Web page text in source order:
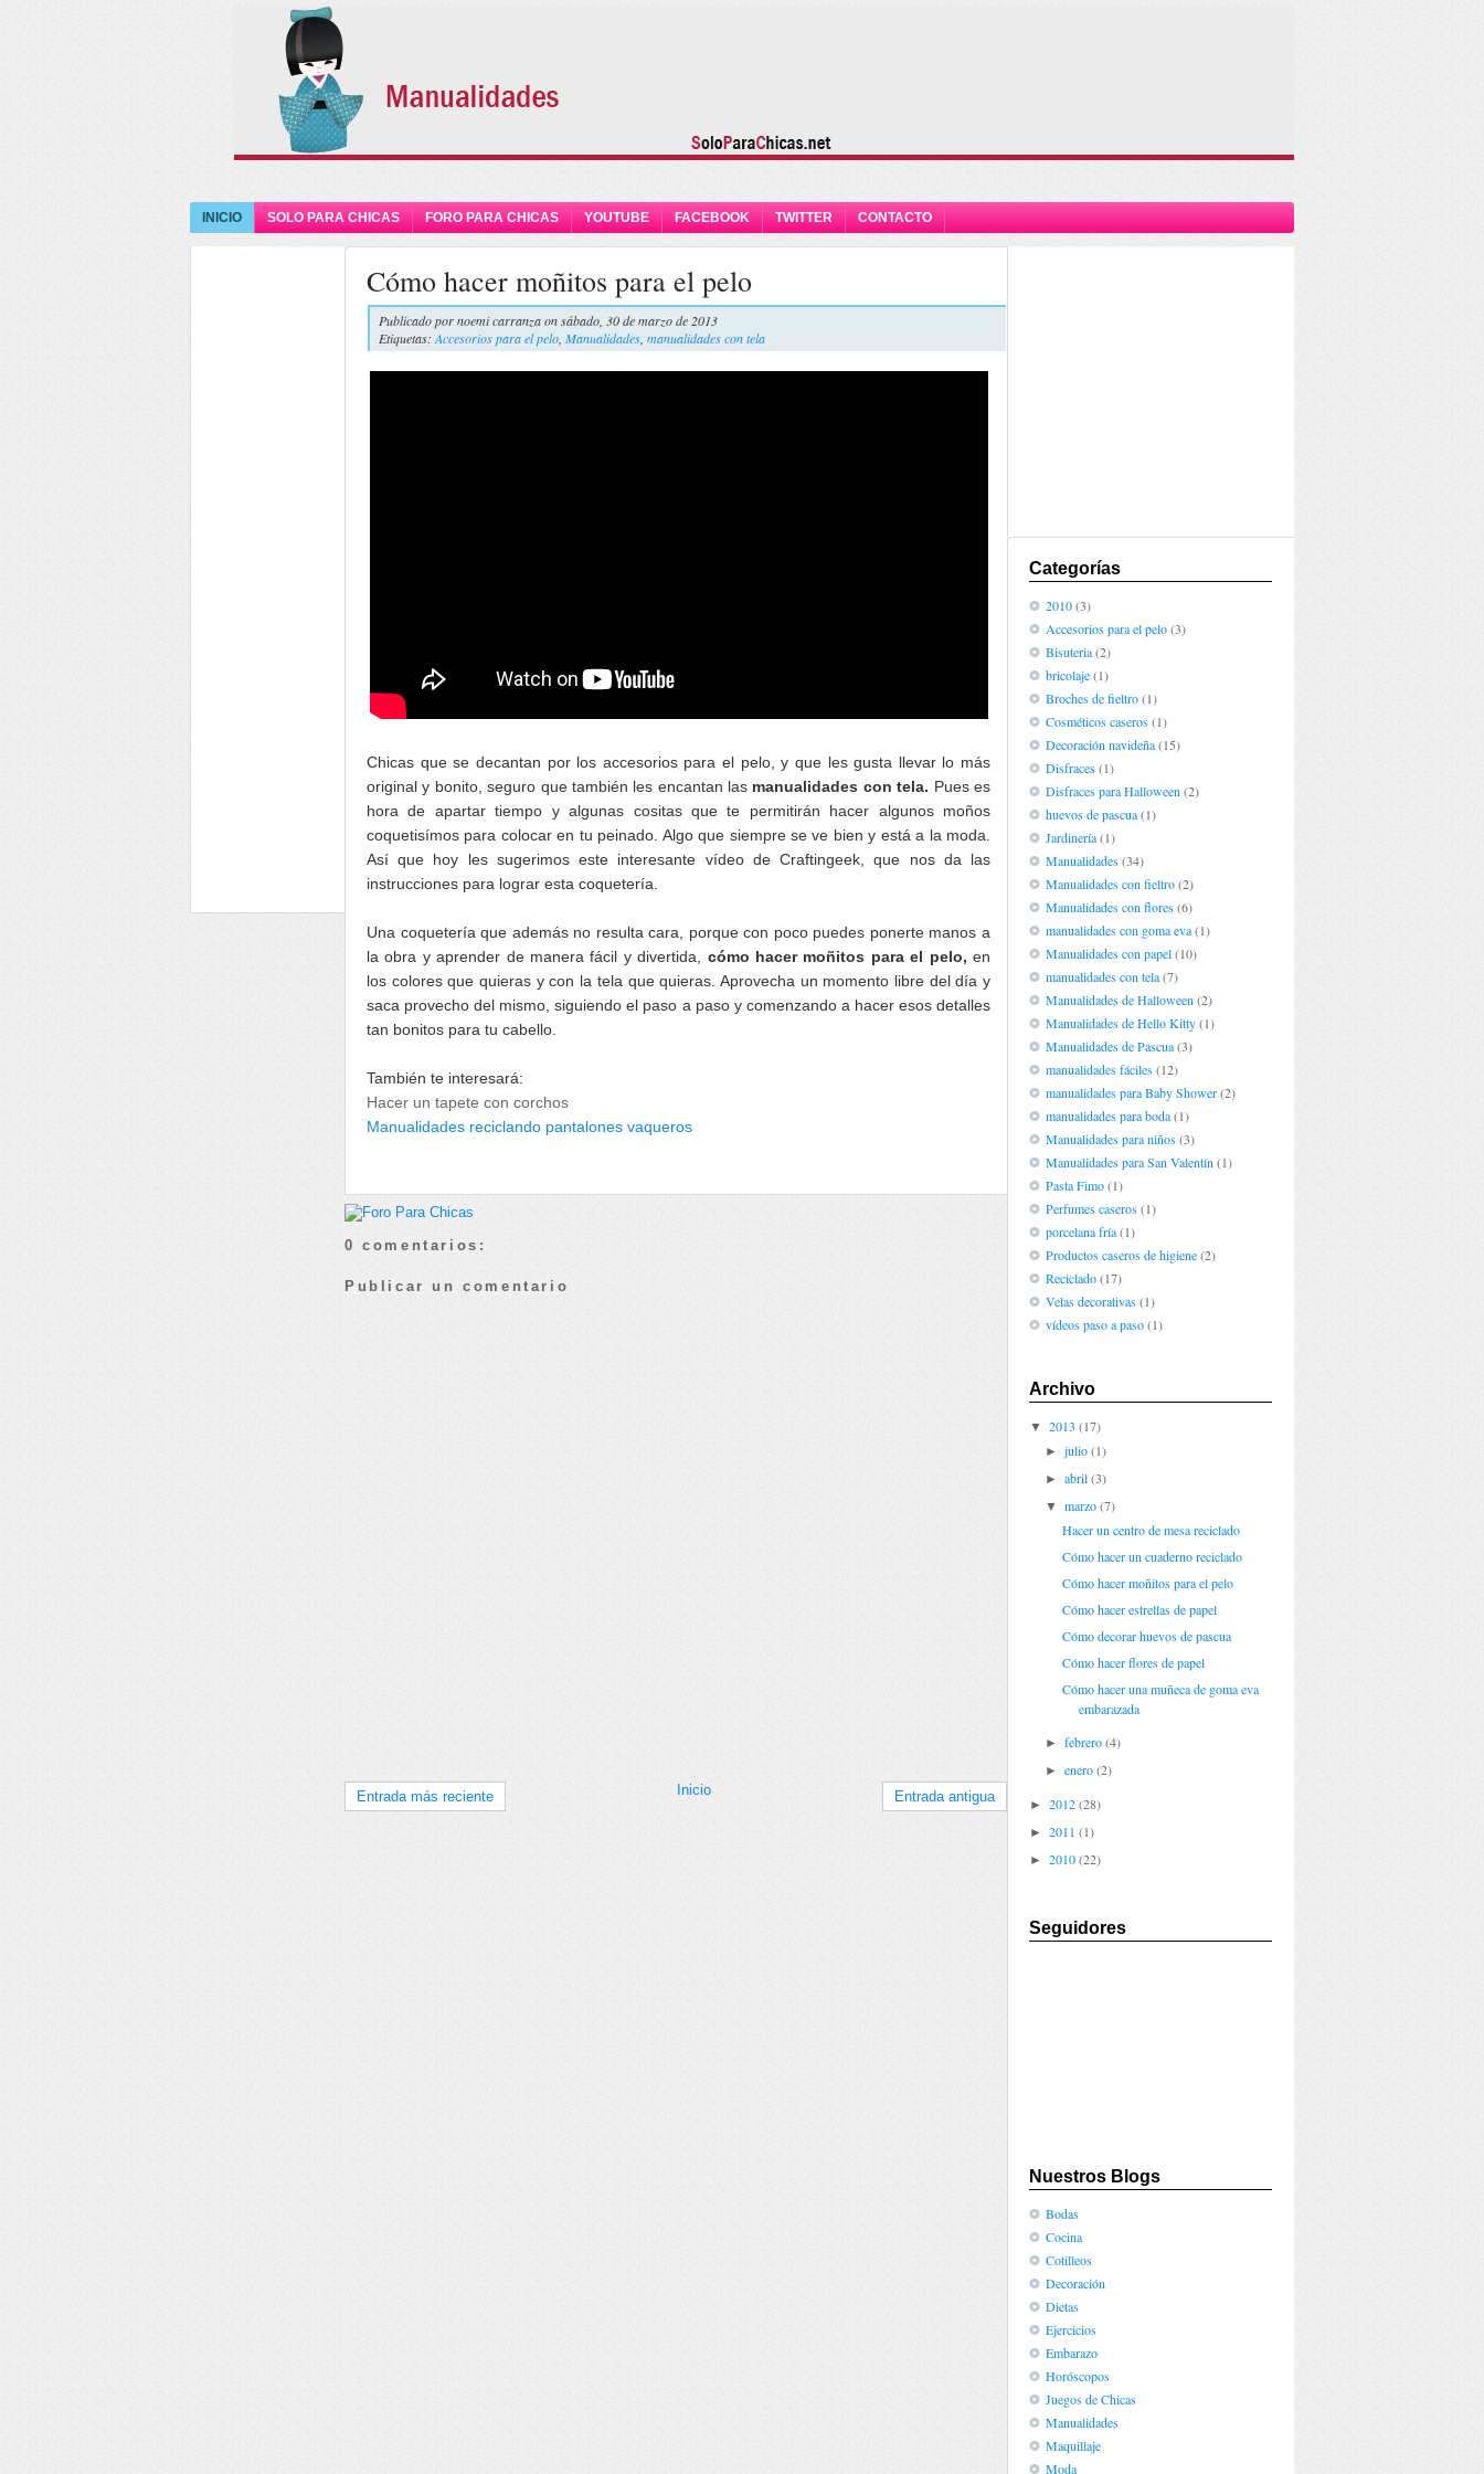
INICIO SOLO PARA CHICAS FORO PARA CHICAS YOUTUBE FACEBOOK TWITTER CONTACTO
Cómo hacer moñitos para el pelo
Publicado pornoemi carranzaon sábado, 30 de marzo de 2013
Etiquetas: Accesorios para el pelo Manualidades manualidades con tela
Chicas que se decantan por los accesorios para el pelo, y que les gusta llevar lo más
original y bonito, seguro que también les encantan las manualidades con tela. Pues es
hora de apartar tiempo y algunas cositas que te permitirán hacer algunos moños
coquetisímos para colocar en tu peinado. Algo que siempre se ve bien y está a la moda.
Así que hoy les sugerimos este interesante vídeo de Craftingeek, que nos da las
instrucciones para lograr esta coquetería.
Una coquetería que además no resulta cara, porque con poco puedes ponerte manos a
la obra y aprender de manera fácil y divertida, cómo hacer moñitos para el pelo,en
los colores que quieras y con la tela que quieras. Aprovecha un momento libre del día y
saca provecho del mismo, siguiendo el paso a paso y comenzando a hacer esos detalles
tan bonitos para tu cabello.
También te interesará:
Hacer un tapete con corchos
Manualidades reciclando pantalones vaqueros
0 comentarios:
Publicar un comentario
Entrada más reciente Entrada antigua
Inicio
Categorías
2010(3)
Accesorios para el pelo(3)
Bisuteria(2)
bricolaje(1)
Broches de fieltro(1)
Cosméticos caseros(1)
Decoración navideña(15)
Disfraces(1)
Disfraces para Halloween (2)
huevos de pascua(1)
Jardinería(1)
Manualidades(34)
Manualidades con fieltro(2)
Manualidades con flores(6)
manualidades con goma eva(1)
Manualidades con papel(10)
manualidades con tela(7)
Manualidades de Halloween (2)
Manualidades de Hello Kitty(1)
Manualidades de Pascua(3)
manualidades fáciles(12)
manualidades para Baby Shower(2)
manualidades para boda(1)
Manualidades para niños(3)
Manualidades para San Valentín (1)
Pasta Fimo(1)
Perfumes caseros(1)
porcelana fría(1)
Productos caseros de higiene(2)
Reciclado(17)
Velas decorativas(1)
vídeos paso a paso(1)
Archivo
▼ 2013 (17)
►julio (1)
►abril (3)
▼marzo (7)
Hacer un centro de mesa reciclado
Cómo hacer un cuaderno reciclado
Cómo hacer moñitos para el pelo
Cómo hacer estrellas de papel
Cómo decorar huevos de pascua
Cómo hacer flores de papel
Cómo hacer una muñeca de goma eva
embarazada
►febrero (4)
►enero (2)
► 2012(28)
► 2011 (1)
► 2010(22)
Seguidores
Nuestros Blogs
Bodas
Cocina
Cotilleos
Decoración
Dietas
Ejercicios
Embarazo
Horóscopos
Juegos de Chicas
Manualidades
Maquillaje
Moda